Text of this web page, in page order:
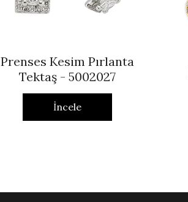
Prenses Kesim Pırlanta
Tektaş - 5002027
İncele